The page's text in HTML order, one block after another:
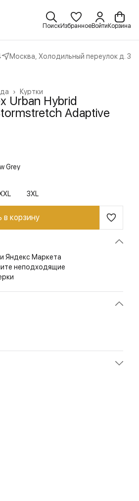
ПоискИзбранноеВойти Корзина
Москва, Холодильный переулок д. 3
Куртки
›
Urban Hybrid
Adaptive
Grey
3XL
в корзину
Яндекс Маркета
неподходящие